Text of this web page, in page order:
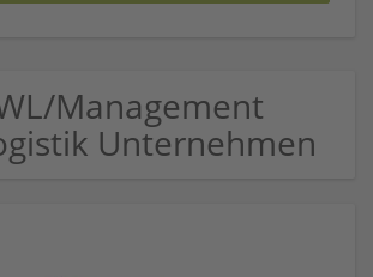
Management
Unternehmen